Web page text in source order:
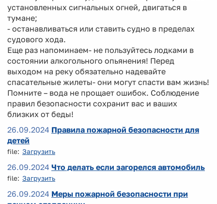
установленных сигнальных огней, двигаться в
тумане;
- останавливаться или ставить судно в пределах
судового хода.
Еще раз напоминаем- не пользуйтесь лодками в
состоянии алкогольного опьянения! Перед
выходом на реку обязательно надевайте
спасательные жилеты- они могут спасти вам жизнь!
Помните – вода не прощает ошибок. Соблюдение
правил безопасности сохранит вас и ваших
близких от беды!
26.09.2024 Правила пожарной безопасности для
детей
file: Загрузить
26.09.2024 Что делать если загорелся автомобиль
file: Загрузить
26.09.2024 Меры пожарной безопасности при